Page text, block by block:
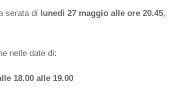
serata di lunedì 27 maggio alle ore 20.45,
nelle date di:
18.00 alle 19.00